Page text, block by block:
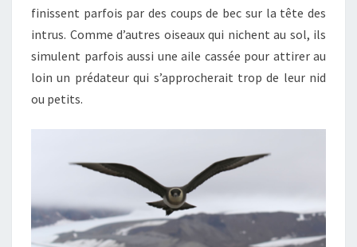
finissent parfois par des coups de bec sur la tête des
intrus. Comme d’autres oiseaux qui nichent au sol, ils
simulent parfois aussi une aile cassée pour attirer au
loin un prédateur qui s’approcherait trop de leur nid
ou petits.